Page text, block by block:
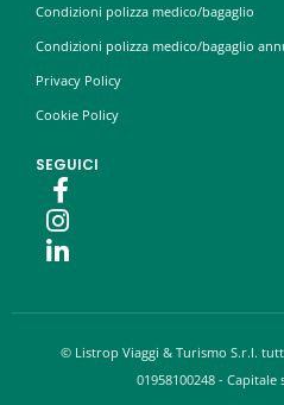
Condizioni polizza medico/bagaglio
Condizioni polizza medico/bagaglio
Privacy Policy
Cookie Policy
SEGUICI
© Listrop Viaggi & Turismo S.r.l.
01958100248 - Capitale